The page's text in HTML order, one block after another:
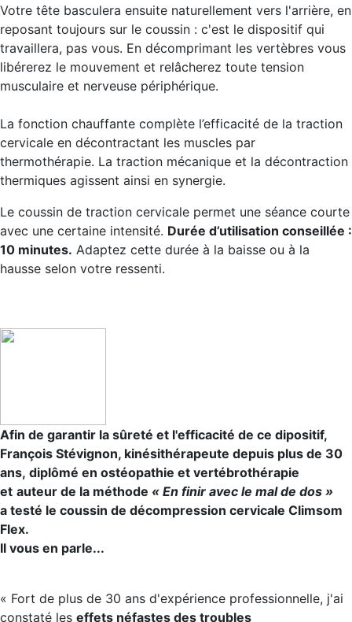
Votre tête basculera ensuite naturellement vers l'arrière, en
reposant toujours sur le coussin : c'est le dispositif qui
travaillera, pas vous. En décomprimant les vertèbres vous
libérerez le mouvement et relâcherez toute tension
musculaire et nerveuse périphérique.
La fonction chauffante complète l’efficacité de la traction
cervicale en décontractant les muscles par
thermothérapie. La traction mécanique et la décontraction
thermiques agissent ainsi en synergie.
Le coussin de traction cervicale permet une séance courte
avec une certaine intensité. Durée d’utilisation conseillée :
10 minutes. Adaptez cette durée à la baisse ou à la
hausse selon votre ressenti.
Afin de garantir la sûreté et l'efficacité de ce dipositif,
François Stévignon, kinésithérapeute depuis plus de 30
ans, diplômé en ostéopathie et vertébrothérapie
et auteur de la méthode « En finir avec le mal de dos »
a testé le coussin de décompression cervicale Climsom
Flex.
Il vous en parle...
« Fort de plus de 30 ans d'expérience professionnelle, j'ai
constaté les effets néfastes des troubles